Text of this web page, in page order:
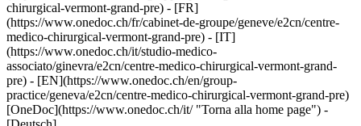
chirurgical-vermont-grand-pre) - [FR]
(https://www.onedoc.ch/fr/cabinet-de-groupe/geneve/e2cn/centre-
medico-chirurgical-vermont-grand-pre) - [IT]
(https://www.onedoc.ch/it/studio-medico-
associato/ginevra/e2cn/centre-medico-chirurgical-vermont-grand-
pre) - [EN](https://www.onedoc.ch/en/group-
practice/geneva/e2cn/centre-medico-chirurgical-vermont-grand-pre)
[OneDoc](https://www.onedoc.ch/it/ "Torna alla home page") -